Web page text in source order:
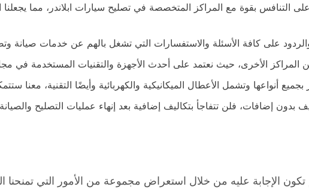
التنافس بقوة مع المراكز المتخصصة في تصليح سيارات ابلاندر، مما
والردود على كافة الأسئلة والاستفسارات التي تشغل بالهم عن خدمات صيانة
المراكز الأخرى، حيث نعتمد على أحدث الأجهزة والتقنيات المستخدمة في
أنواعها وتشمل الأعطال الميكانيكية والكهربائية وأيضًا التقنية، معنا
إضافات، فلن تتفاجأ بتكاليف إضافية بعد إنهاء عمليات التصليح
الإجابة عليه من خلال استعراض مجموعة من الأمور التي تمنحنا